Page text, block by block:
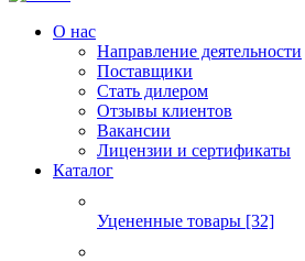
О нас
Направление деятельности
Поставщики
Стать дилером
Отзывы клиентов
Вакансии
Лицензии и сертификаты
Каталог
Уцененные товары [32]